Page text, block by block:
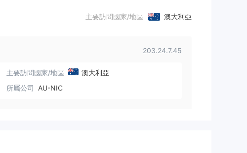
主要訪問國家/地區 澳大利亞
203.24.7.45
主要訪問國家/地區
澳大利亞
所屬公司 AU-NIC